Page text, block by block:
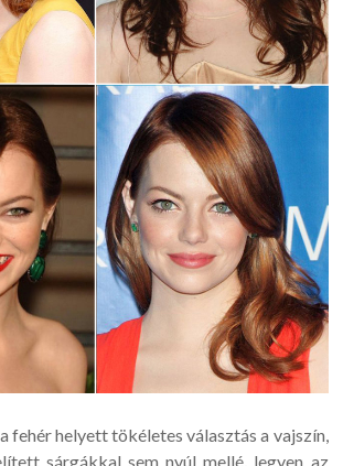
fehér helyett tökéletes választás a vajszín,
sárgákkal sem nyúl mellé, legyen az